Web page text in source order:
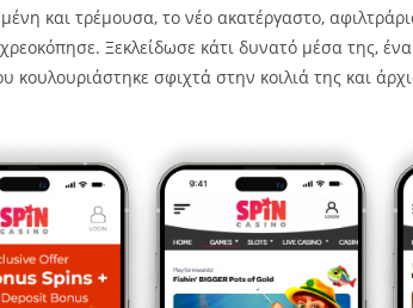
και τρέμουσα, το νέο ακατέργαστο,
Ξεκλείδωσε κάτι δυνατό μέσα της,
κουλουριάστηκε σφιχτά στην κοιλιά της και